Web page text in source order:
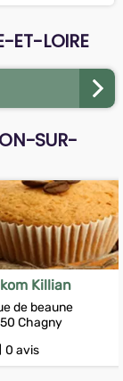
ET-LOIRE
SUR-
Killian
de beaune
Chagny
0 avis